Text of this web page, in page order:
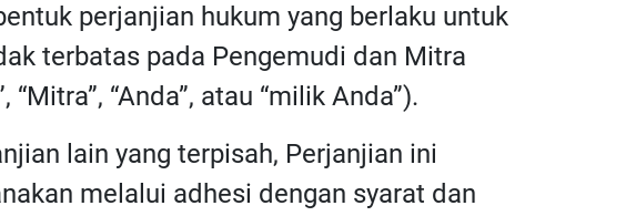
perjanjian hukum yang berlaku untuk
terbatas pada Pengemudi dan Mitra
“Anda”, atau “milik Anda”).
lain yang terpisah, Perjanjian ini
melalui adhesi dengan syarat dan